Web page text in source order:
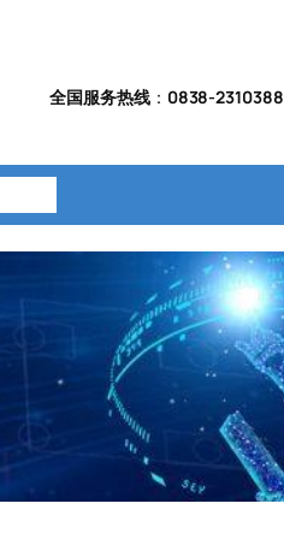
全国服务热线： 0838-2310388